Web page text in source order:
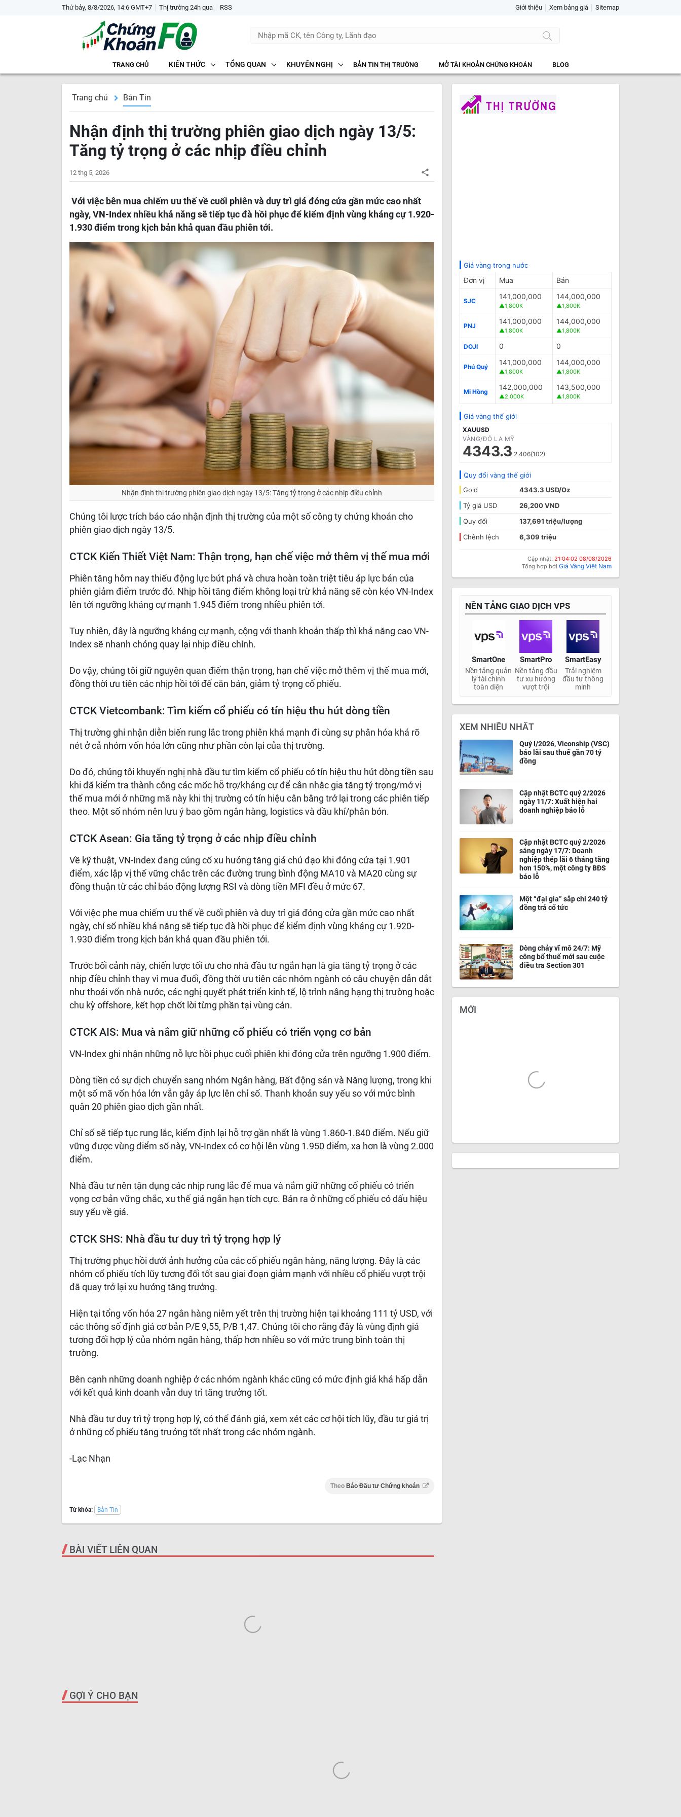
Thứ bảy, 8/8/2026, 14:6 GMT+7 Thị trường 24h qua RSS Giới thiệu Xem bảng giá Sitemap
TRANG CHỦ KIẾN THỨC TỔNG QUAN KHUYẾN NGHỊ BẢN TIN THỊ TRƯỜNG MỞ TÀI KHOẢN CHỨNG KHOÁN BLOG
Trang chủ Bản Tin
Nhận định thị trường phiên giao dịch ngày 13/5:
Tăng tỷ trọng ở các nhịp điều chỉnh
12 thg 5, 2026
Với việc bên mua chiếm ưu thế về cuối phiên và duy trì giá đóng cửa gần mức cao nhất
ngày, VN-Index nhiều khả năng sẽ tiếp tục đà hồi phục để kiểm định vùng kháng cự 1.920-
1.930 điểm trong kịch bản khả quan đầu phiên tới.
Nhận định thị trường phiên giao dịch ngày 13/5: Tăng tỷ trọng ở các nhịp điều chỉnh
Chúng tôi lược trích báo cáo nhận định thị trường của một số công ty chứng khoán cho
phiên giao dịch ngày 13/5.
CTCK Kiến Thiết Việt Nam: Thận trọng, hạn chế việc mở thêm vị thế mua mới
Phiên tăng hôm nay thiếu động lực bứt phá và chưa hoàn toàn triệt tiêu áp lực bán của
phiên giảm điểm trước đó. Nhịp hồi tăng điểm không loại trừ khả năng sẽ còn kéo VN-Index
lên tới ngưỡng kháng cự mạnh 1.945 điểm trong nhiều phiên tới.
Tuy nhiên, đây là ngưỡng kháng cự mạnh, cộng với thanh khoản thấp thì khả năng cao VN-
Index sẽ nhanh chóng quay lại nhịp điều chỉnh.
Do vậy, chúng tôi giữ nguyên quan điểm thận trọng, hạn chế việc mở thêm vị thế mua mới,
đồng thời ưu tiên các nhịp hồi tới để căn bán, giảm tỷ trọng cổ phiếu.
CTCK Vietcombank: Tìm kiếm cổ phiếu có tín hiệu thu hút dòng tiền
Thị trường ghi nhận diễn biến rung lắc trong phiên khá mạnh đi cùng sự phân hóa khá rõ
nét ở cả nhóm vốn hóa lớn cũng như phần còn lại của thị trường.
Do đó, chúng tôi khuyến nghị nhà đầu tư tìm kiếm cổ phiếu có tín hiệu thu hút dòng tiền sau
khi đã kiểm tra thành công các mốc hỗ trợ/kháng cự để cân nhắc gia tăng tỷ trọng/mở vị
thế mua mới ở những mã này khi thị trường có tín hiệu cân bằng trở lại trong các phiên tiếp
theo. Một số nhóm nên lưu ý bao gồm ngân hàng, logistics và dầu khí/phân bón.
CTCK Asean: Gia tăng tỷ trọng ở các nhịp điều chỉnh
Về kỹ thuật, VN-Index đang củng cố xu hướng tăng giá chủ đạo khi đóng cửa tại 1.901
điểm, xác lập vị thế vững chắc trên các đường trung bình động MA10 và MA20 cùng sự
đồng thuận từ các chỉ báo động lượng RSI và dòng tiền MFI đều ở mức 67.
Với việc phe mua chiếm ưu thế về cuối phiên và duy trì giá đóng cửa gần mức cao nhất
ngày, chỉ số nhiều khả năng sẽ tiếp tục đà hồi phục để kiểm định vùng kháng cự 1.920-
1.930 điểm trong kịch bản khả quan đầu phiên tới.
Trước bối cảnh này, chiến lược tối ưu cho nhà đầu tư ngắn hạn là gia tăng tỷ trọng ở các
nhịp điều chỉnh thay vì mua đuổi, đồng thời ưu tiên các nhóm ngành có câu chuyện dẫn dắt
như thoái vốn nhà nước, các nghị quyết phát triển kinh tế, lộ trình nâng hạng thị trường hoặc
chu kỳ offshore, kết hợp chốt lời từng phần tại vùng cản.
CTCK AIS: Mua và nắm giữ những cổ phiếu có triển vọng cơ bản
VN-Index ghi nhận những nỗ lực hồi phục cuối phiên khi đóng cửa trên ngưỡng 1.900 điểm.
Dòng tiền có sự dịch chuyển sang nhóm Ngân hàng, Bất động sản và Năng lượng, trong khi
một số mã vốn hóa lớn vẫn gây áp lực lên chỉ số. Thanh khoản suy yếu so với mức bình
quân 20 phiên giao dịch gần nhất.
Chỉ số sẽ tiếp tục rung lắc, kiểm định lại hỗ trợ gần nhất là vùng 1.860-1.840 điểm. Nếu giữ
vững được vùng điểm số này, VN-Index có cơ hội lên vùng 1.950 điểm, xa hơn là vùng 2.000
điểm.
Nhà đầu tư nên tận dụng các nhịp rung lắc để mua và nắm giữ những cổ phiếu có triển
vọng cơ bản vững chắc, xu thế giá ngắn hạn tích cực. Bán ra ở những cổ phiếu có dấu hiệu
suy yếu về giá.
CTCK SHS: Nhà đầu tư duy trì tỷ trọng hợp lý
Thị trường phục hồi dưới ảnh hưởng của các cổ phiếu ngân hàng, năng lượng. Đây là các
nhóm cổ phiếu tích lũy tương đối tốt sau giai đoạn giảm mạnh với nhiều cổ phiếu vượt trội
đã quay trở lại xu hướng tăng trưởng.
Hiện tại tổng vốn hóa 27 ngân hàng niêm yết trên thị trường hiện tại khoảng 111 tỷ USD, với
các thông số định giá cơ bản P/E 9,55, P/B 1,47. Chúng tôi cho rằng đây là vùng định giá
tương đối hợp lý của nhóm ngân hàng, thấp hơn nhiều so với mức trung bình toàn thị
trường.
Bên cạnh những doanh nghiệp ở các nhóm ngành khác cũng có mức định giá khá hấp dẫn
với kết quả kinh doanh vẫn duy trì tăng trưởng tốt.
Nhà đầu tư duy trì tỷ trọng hợp lý, có thể đánh giá, xem xét các cơ hội tích lũy, đầu tư giá trị
ở những cổ phiếu tăng trưởng tốt nhất trong các nhóm ngành.
-Lạc Nhạn
Theo Báo Đầu tư Chứng khoán
Từ khóa: Bản Tin
BÀI VIẾT LIÊN QUAN
Giá vàng trong nước
Đơn vị Mua Bán
SJC
141,000,000
▲1,800K
144,000,000
▲1,800K
PNJ
141,000,000
▲1,800K
144,000,000
▲1,800K
DOJI 0 0
Phú Quý
141,000,000
▲1,800K
144,000,000
▲1,800K
Mi Hồng
142,000,000
▲2,000K
143,500,000
▲1,800K
Giá vàng thế giới
XAUUSD
VÀNG/ĐÔ LA MỸ
4343.3 2.406(102)
Quy đổi vàng thế giới
Gold
4343.3 USD/Oz
Tỷ giá USD
26,200 VND
Quy đổi
137,691 triệu/lượng
Chênh lệch
6,309 triệu
Cập nhật: 21:04:02 08/08/2026
Tổng hợp bởi Giá Vàng Việt Nam
NỀN TẢNG GIAO DỊCH VPS
SmartOne SmartPro SmartEasy
Nền tảng quản
lý tài chính
toàn diện
Nền tảng đầu
tư xu hướng
vượt trội
Trải nghiệm
đầu tư thông
minh
XEM NHIỀU NHẤT
Quý I/2026, Viconship (VSC)
báo lãi sau thuế gần 70 tỷ
đồng
Cập nhật BCTC quý 2/2026
ngày 11/7: Xuất hiện hai
doanh nghiệp báo lỗ
Cập nhật BCTC quý 2/2026
sáng ngày 17/7: Doanh
nghiệp thép lãi 6 tháng tăng
hơn 150%, một công ty BĐS
báo lỗ
Một “đại gia” sắp chi 240 tỷ
đồng trả cổ tức
Dòng chảy vĩ mô 24/7: Mỹ
công bố thuế mới sau cuộc
điều tra Section 301
MỚI
GỢI Ý CHO BẠN